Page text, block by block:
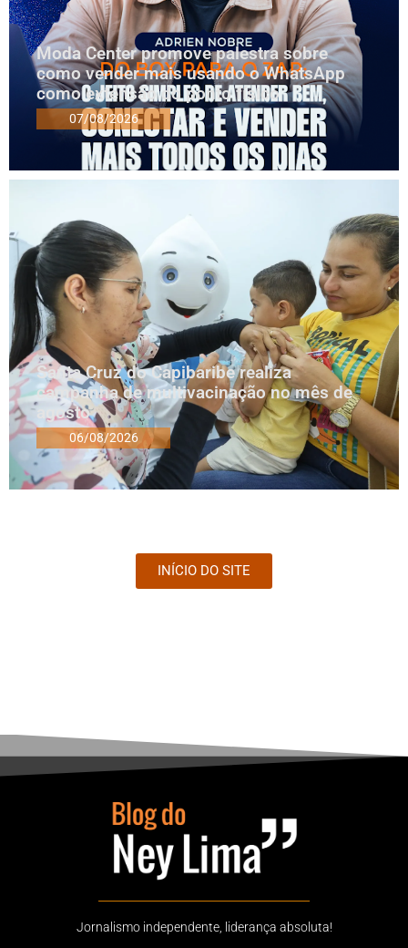
Moda Center promove palestra sobre
como vender mais usando o WhatsApp
como extensão do ponto físico
07/08/2026
Santa Cruz do Capibaribe realiza
campanha de multivacinação no mês de
agosto
06/08/2026
INÍCIO DO SITE
Jornalismo independente, liderança absoluta!